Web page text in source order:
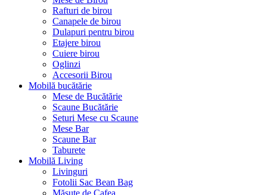
Rafturi de birou
Canapele de birou
Dulapuri pentru birou
Etajere birou
Cuiere birou
Oglinzi
Accesorii Birou
Mobilă bucătărie
Mese de Bucătărie
Scaune Bucătărie
Seturi Mese cu Scaune
Mese Bar
Scaune Bar
Taburete
Mobilă Living
Livinguri
Fotolii Sac Bean Bag
Măsuțe de Cafea